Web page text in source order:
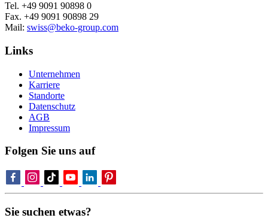
Tel. +49 9091 90898 0
Fax. +49 9091 90898 29
Mail: swiss@beko-group.com
Links
Unternehmen
Karriere
Standorte
Datenschutz
AGB
Impressum
Folgen Sie uns auf
Sie suchen etwas?